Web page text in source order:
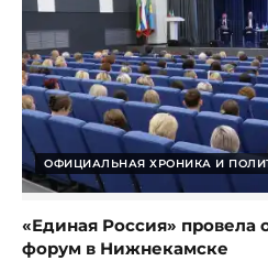
ОФИЦИАЛЬНАЯ ХРОНИКА И
«Единая Россия» провела
форум в Нижнекамске